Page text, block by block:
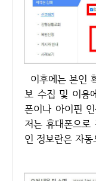
이후에는 본인 확인 절차가 진행 됩니다. 먼저 개인정
보 수집 및 이용
폰이나 아이핀
저는 휴대폰으로
인 정보란은 자